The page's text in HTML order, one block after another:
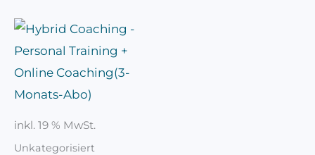
inkl. 19 % MwSt.
Unkategorisiert